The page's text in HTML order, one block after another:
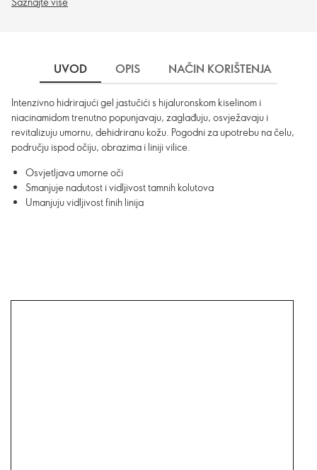
UVOD OPIS NAČIN KORIŠTENJA
Intenzivno hidrirajući gel jastučići s hijaluronskom kiselinom i
niacinamidom trenutno popunjavaju, zaglađuju, osvježavaju i
revitalizuju umornu, dehidriranu kožu. Pogodni za upotrebu na čelu,
području ispod očiju, obrazima i liniji vilice.
Osvjetljava umorne oči
Smanjuje nadutost i vidljivost tamnih kolutova
Umanjuju vidljivost finih linija